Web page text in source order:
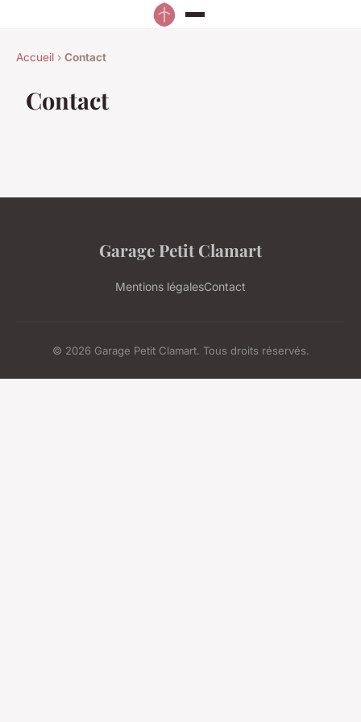
Accueil › Contact
Contact
Garage Petit Clamart
Mentions légalesContact
© 2026 Garage Petit Clamart. Tous droits réservés.